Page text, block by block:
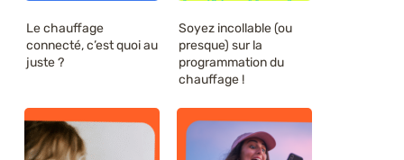
Le chauffage
connecté, c’est quoi au
juste ?
Soyez incollable (ou
presque) sur la
programmation du
chauffage !